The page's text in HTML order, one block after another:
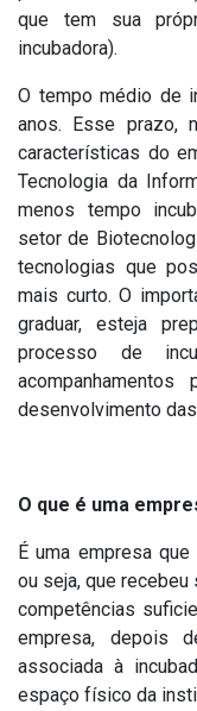
que tem sua
incubadora).
O tempo médio de
anos. Esse prazo,
características do
Tecnologia da
menos tempo
setor de
tecnologias que
mais curto. O
graduar, esteja
processo de
desenvolvimento
O que é uma
É uma empresa
ou seja, que
competências
empresa, depois
associada à
espaço físico da